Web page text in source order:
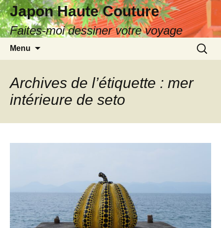
Japon Haute Couture
Faites-moi dessiner votre voyage
Menu
Archives de l’étiquette : mer
intérieure de seto